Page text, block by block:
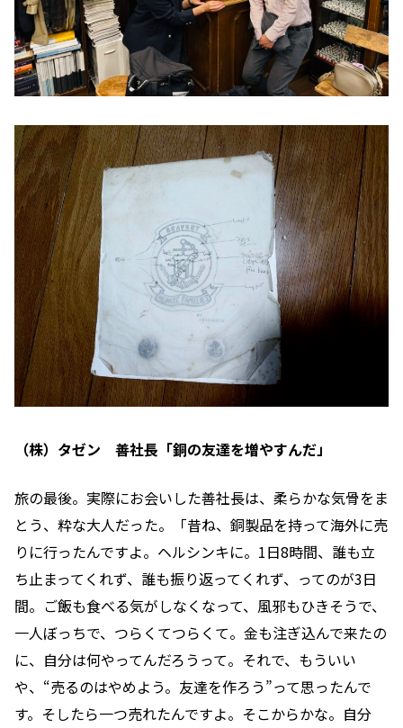
（株）タゼン 善社長「銅の友達を増やすんだ」
旅の最後。実際にお会いした善社長は、柔らかな気骨をま
とう、粋な大人だった。「昔ね、銅製品を持って海外に売
りに行ったんですよ。ヘルシンキに。1日8時間、誰も立
ち止まってくれず、誰も振り返ってくれず、ってのが3日
間。ご飯も食べる気がしなくなって、風邪もひきそうで、
一人ぼっちで、つらくてつらくて。金も注ぎ込んで来たの
に、自分は何やってんだろうって。それで、もういい
や、“売るのはやめよう。友達を作ろう”って思ったんで
す。そしたら一つ売れたんですよ。そこからかな。自分